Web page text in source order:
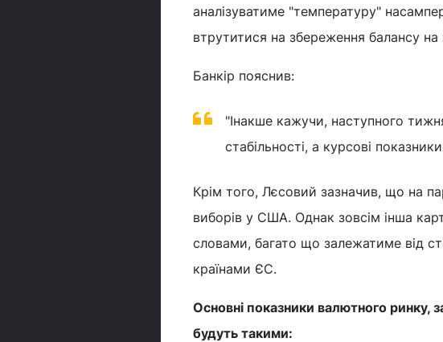
аналізуватиме "температуру"
втрутитися на збереження балансу на
Банкір пояснив:
"Інакше кажучи, наступного
стабільності, а курсові
Крім того, Лєсовий зазначив, що на
виборів у США. Однак зовсім інша
словами, багато що залежатиме від
країнами ЄС.
Основні показники валютного ринку,
будуть такими: